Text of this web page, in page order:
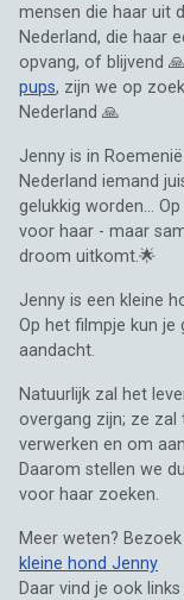
mensen die haar uit
Nederland, die haar
opvang, of blijvend
pups, zijn we op
Nederland 🙏
Jenny is in
Nederland iemand
gelukkig worden...
voor haar - maar
droom uitkomt.🌟
Jenny is een kleine
Op het filmpje kun je
aandacht.
Natuurlijk zal het
overgang zijn; ze zal
verwerken en om
Daarom stellen we
voor haar zoeken.
Meer weten?
kleine hond Jenny
Daar vind je ook